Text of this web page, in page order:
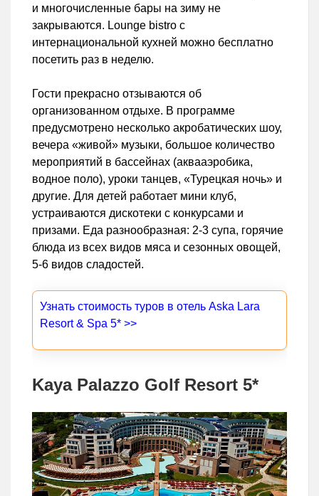
и многочисленные бары на зиму не
закрываются. Lounge bistro с
интернациональной кухней можно бесплатно
посетить раз в неделю.
Гости прекрасно отзываются об
организованном отдыхе. В программе
предусмотрено несколько акробатических шоу,
вечера «живой» музыки, большое количество
мероприятий в бассейнах (аквааэробика,
водное поло), уроки танцев, «Турецкая ночь» и
другие. Для детей работает мини клуб,
устраиваются дискотеки с конкурсами и
призами. Еда разнообразная: 2-3 супа, горячие
блюда из всех видов мяса и сезонных овощей,
5-6 видов сладостей.
Узнать стоимость туров в отель Aska Lara
Resort & Spa 5* >>
Kaya Palazzo Golf Resort 5*